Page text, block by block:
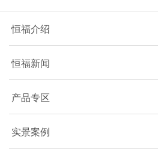
恒福介绍
恒福新闻
产品专区
实景案例